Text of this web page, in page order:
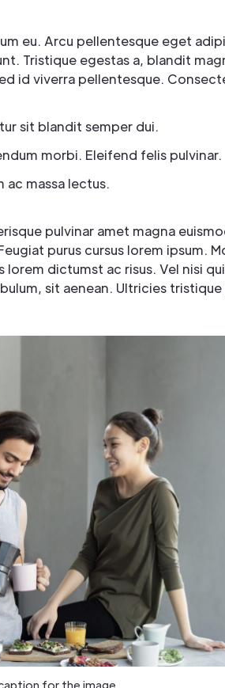
eu. Arcu pellentesque eget
Tristique egestas a, blandit
id viverra pellentesque.
sit blandit semper dui.
morbi. Eleifend felis pulvinar.
ac massa lectus.
pulvinar amet magna
purus cursus lorem ipsum.
lorem dictumst ac risus. Vel nisi
sit aenean. Ultricies tristique
for the image